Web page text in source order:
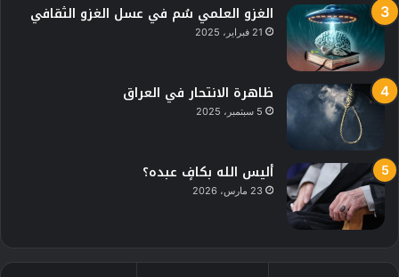
الغزو العلمي سُم في عسل الغزو الثقافي
21 فبراير، 2025
ظاهرة الانتحار في العراق
5 سبتمبر، 2025
أليس الله بكافٍ عبده؟
23 مارس، 2026